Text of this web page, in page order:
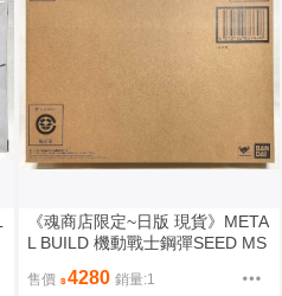
《魂商店限定~日版 現貨》META
L BUILD 機動戰士鋼彈SEED MS
件組 IWSP（全新未拆封）不包
售價 4280 銷量:1